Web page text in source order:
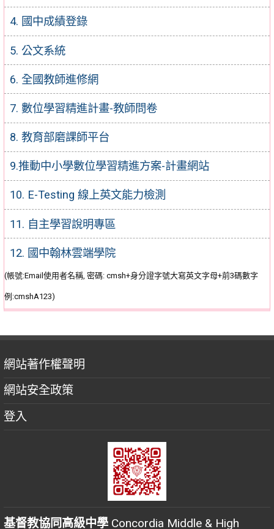
4. 國中成績登錄
5. 公文系統
6. 全國教師進修網
7. 數位學習精進計畫-教師問卷
8. 教育部磨課師平台
9.推動中小學數位學習精進方案-計畫網站
10. E-Testing 線上英文能力檢測
11. 自主學習說明專區
12. 國中翰林雲端學院
(帳號:Email使用者名稱, 密碼: cmsh+身分證字號大寫英文字母+前3碼數字
例:cmshA123)
網站著作權聲明
網站安全政策
登入
基督教協同高級中學 Concordia Middle & High